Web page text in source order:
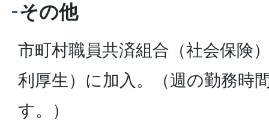
その他
市町村職員共済組合（社会保険
利厚生）に加入。（週の勤務時
す。）